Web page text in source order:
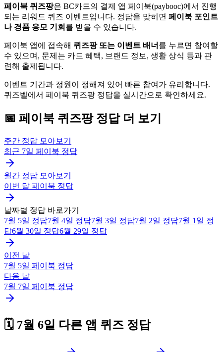
페이북 퀴즈팡은 BC카드의 결제 앱 페이북(paybooc)에서 진행
되는 리워드 퀴즈 이벤트입니다. 정답을 맞히면 페이북 포인트
나 경품 응모 기회 를 받을 수 있습니다.
페이북 앱에 접속해 퀴즈팡 또는 이벤트 배너 를 누르면 참여할
수 있으며, 문제는 카드 혜택, 브랜드 정보, 생활 상식 등과 관
련해 출제됩니다.
이벤트 기간과 정원이 정해져 있어 빠른 참여가 유리합니다.
퀴즈벨에서 페이북 퀴즈팡 정답을 실시간으로 확인하세요.
📅 페이북 퀴즈팡정답 더 보기
주간 정답 모아보기
최근 7일 페이북 정답
월간 정답 모아보기
이번 달 페이북 정답
날짜별 정답 바로가기
7월 5일 정답7월 4일 정답7월 3일 정답7월 2일 정답7월 1일 정
답6월 30일 정답6월 29일 정답
이전 날
7월 5일 페이북 정답
다음 날
7월 7일 페이북 정답
🗓️ 7월 6일 다른 앱 퀴즈 정답